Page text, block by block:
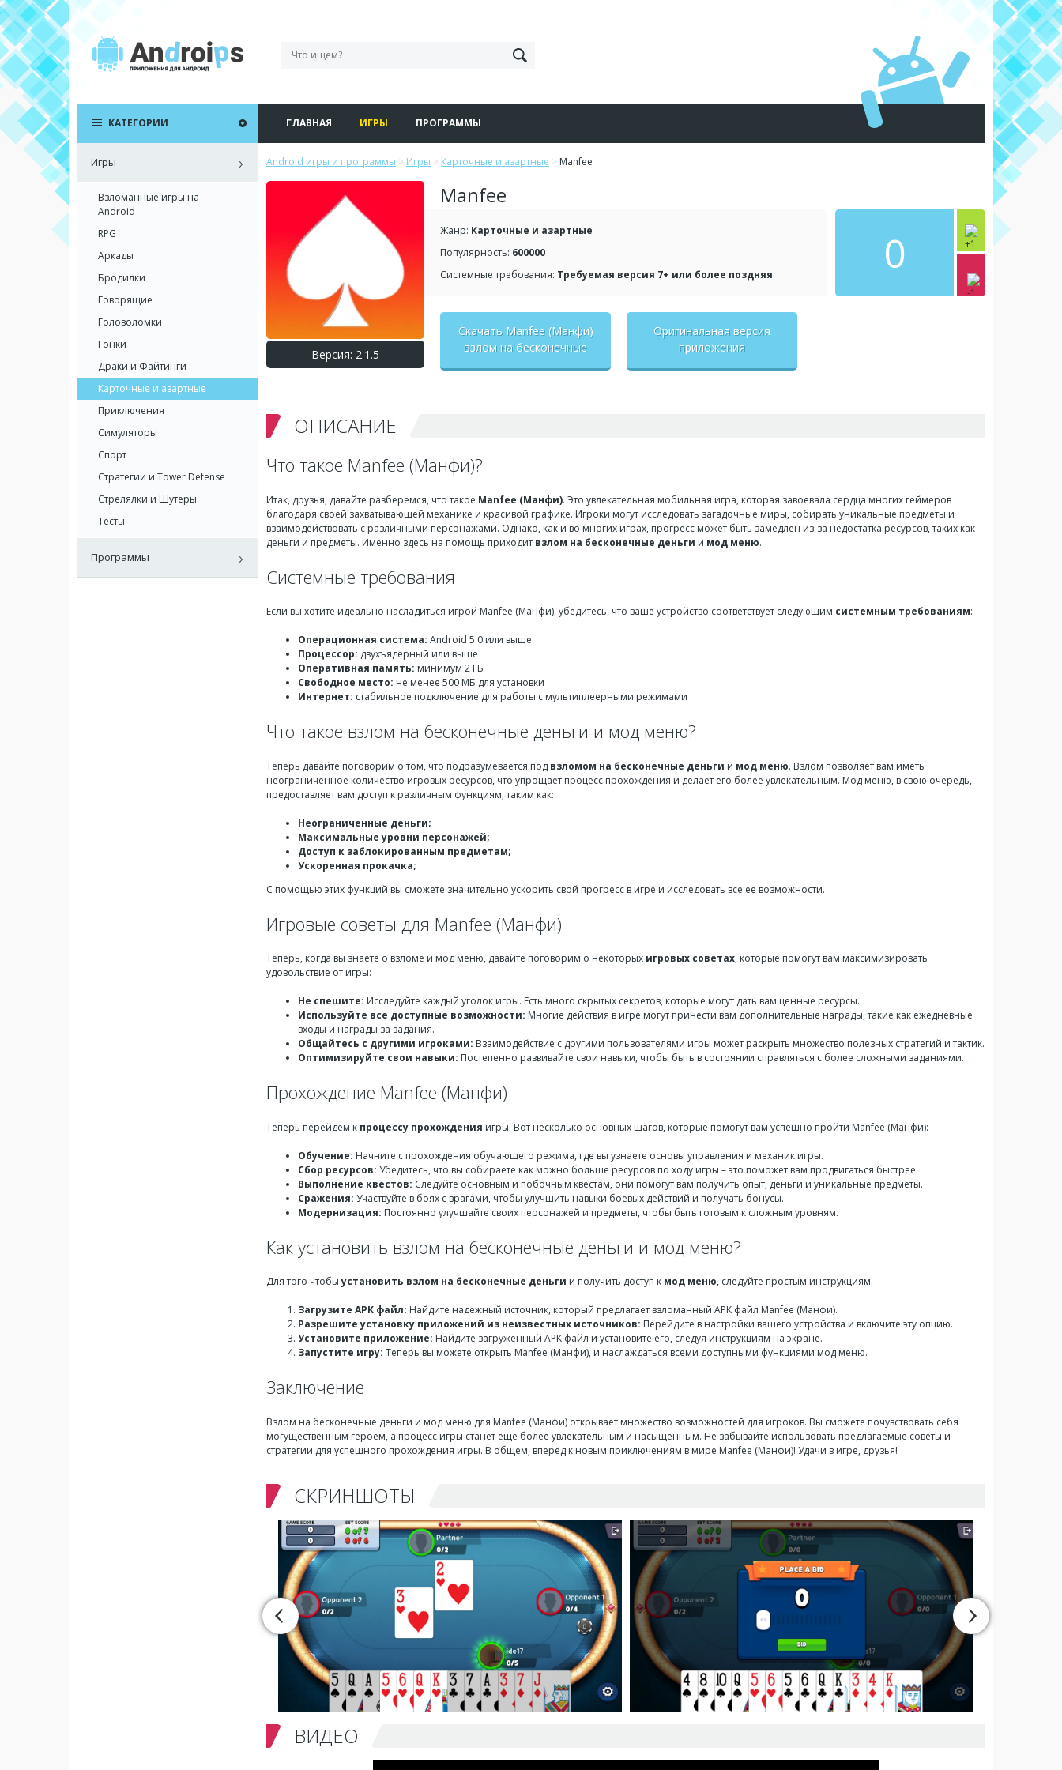
ГЛАВНАЯ ИГРЫ ПРОГРАММЫ
Android игры и программы > Игры > Карточные и азартные > Manfee
Версия: 2.1.5
Manfee
0
Жанр: Карточные и азартные
Популярность: 600000
Системные требования: Требуемая версия 7+ или более поздняя
Скачать Manfee (Манфи)
взлом на бесконечные
Оригинальная версия
приложения
ОПИСАНИЕ
Что такое Manfee (Манфи)?
Итак, друзья, давайте разберемся, что такое Manfee (Манфи). Это увлекательная мобильная игра, которая завоевала сердца многих геймеров
благодаря своей захватывающей механике и красивой графике. Игроки могут исследовать загадочные миры, собирать уникальные предметы и
взаимодействовать с различными персонажами. Однако, как и во многих играх, прогресс может быть замедлен из-за недостатка ресурсов, таких как
деньги и предметы. Именно здесь на помощь приходит взлом на бесконечные деньги и мод меню.
Системные требования
Если вы хотите идеально насладиться игрой Manfee (Манфи), убедитесь, что ваше устройство соответствует следующим системным требованиям:
Операционная система: Android 5.0 или выше
Процессор: двухъядерный или выше
Оперативная память: минимум 2 ГБ
Свободное место: не менее 500 МБ для установки
Интернет: стабильное подключение для работы с мультиплеерными режимами
Что такое взлом на бесконечные деньги и мод меню?
Теперь давайте поговорим о том, что подразумевается под взломом на бесконечные деньги и мод меню. Взлом позволяет вам иметь
неограниченное количество игровых ресурсов, что упрощает процесс прохождения и делает его более увлекательным. Мод меню, в свою очередь,
предоставляет вам доступ к различным функциям, таким как:
Неограниченные деньги;
Максимальные уровни персонажей;
Доступ к заблокированным предметам;
Ускоренная прокачка;
С помощью этих функций вы сможете значительно ускорить свой прогресс в игре и исследовать все ее возможности.
Игровые советы для Manfee (Манфи)
Теперь, когда вы знаете о взломе и мод меню, давайте поговорим о некоторых игровых советах, которые помогут вам максимизировать
удовольствие от игры:
Не спешите: Исследуйте каждый уголок игры. Есть много скрытых секретов, которые могут дать вам ценные ресурсы.
Используйте все доступные возможности: Многие действия в игре могут принести вам дополнительные награды, такие как ежедневные
входы и награды за задания.
Общайтесь с другими игроками: Взаимодействие с другими пользователями игры может раскрыть множество полезных стратегий и тактик.
Оптимизируйте свои навыки: Постепенно развивайте свои навыки, чтобы быть в состоянии справляться с более сложными заданиями.
Прохождение Manfee (Манфи)
Теперь перейдем к процессу прохождения игры. Вот несколько основных шагов, которые помогут вам успешно пройти Manfee (Манфи):
Обучение: Начните с прохождения обучающего режима, где вы узнаете основы управления и механик игры.
Сбор ресурсов: Убедитесь, что вы собираете как можно больше ресурсов по ходу игры – это поможет вам продвигаться быстрее.
Выполнение квестов: Следуйте основным и побочным квестам, они помогут вам получить опыт, деньги и уникальные предметы.
Сражения: Участвуйте в боях с врагами, чтобы улучшить навыки боевых действий и получать бонусы.
Модернизация: Постоянно улучшайте своих персонажей и предметы, чтобы быть готовым к сложным уровням.
Как установить взлом на бесконечные деньги и мод меню?
Для того чтобыустановить взлом на бесконечные деньги и получить доступ к мод меню, следуйте простым инструкциям:
Загрузите APK файл: Найдите надежный источник, который предлагает взломанный APK файл Manfee (Манфи).
Разрешите установку приложений из неизвестных источников: Перейдите в настройки вашего устройства и включите эту опцию.
Установите приложение: Найдите загруженный APK файл и установите его, следуя инструкциям на экране.
Запустите игру: Теперь вы можете открыть Manfee (Манфи), и наслаждаться всеми доступными функциями мод меню.
Заключение
Взлом на бесконечные деньги и мод меню для Manfee (Манфи) открывает множество возможностей для игроков. Вы сможете почувствовать себя
могущественным героем, а процесс игры станет еще более увлекательным и насыщенным. Не забывайте использовать предлагаемые советы и
стратегии для успешного прохождения игры. В общем, вперед к новым приключениям в мире Manfee (Манфи)! Удачи в игре, друзья!
СКРИНШОТЫ
ВИДЕО
КАТЕГОРИИ
Игры
Взломанные игры на
Android
RPG
Аркады
Бродилки
Говорящие
Головоломки
Гонки
Драки и Файтинги
Карточные и азартные
Приключения
Симуляторы
Спорт
Стратегии и Tower Defense
Стрелялки и Шутеры
Тесты
Программы